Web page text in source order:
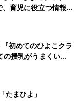
育児に役立つ情報が
初めてのひよこクラ
の授乳がうまくい
のトラブル 解決テ
たまひよ」